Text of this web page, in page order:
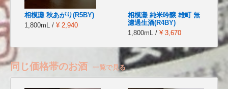
相模灘 秋あがり(R5BY)
1,800mL / ¥ 2,940
相模灘 純米吟醸 雄町 無
濾過生酒(R4BY)
1,800mL / ¥ 3,670
同じ価格帯のお酒 一覧で見る